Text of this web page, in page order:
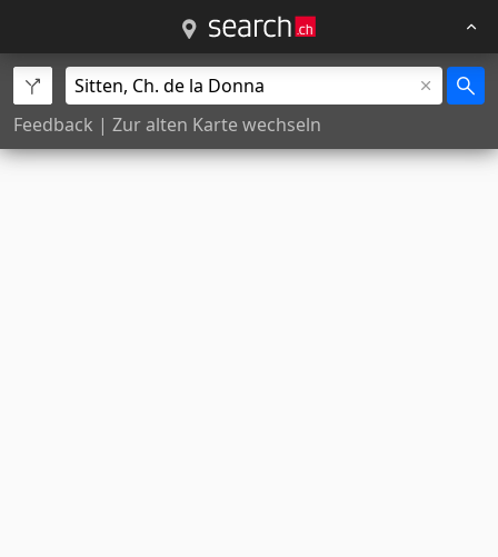
Feedback | Zur alten Karte wechseln